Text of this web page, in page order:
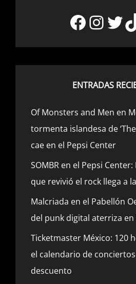
ENTRADAS
Of Monsters and Men en
tormenta islandesa de
cae en el Pepsi Center
SOMBR en el Pepsi
que revivió el rock llega a
Malcriada en el Pabellón
del punk digital aterriza en
Ticketmaster México: 120
el calendario de
descuento